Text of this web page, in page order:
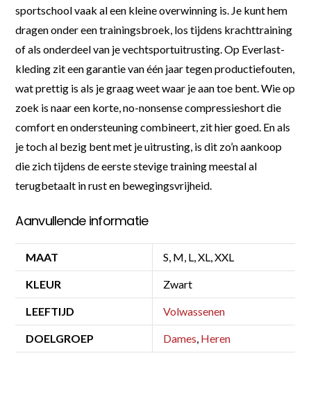
sportschool vaak al een kleine overwinning is. Je kunt hem
dragen onder een trainingsbroek, los tijdens krachttraining
of als onderdeel van je vechtsportuitrusting. Op Everlast-
kleding zit een garantie van één jaar tegen productiefouten,
wat prettig is als je graag weet waar je aan toe bent. Wie op
zoek is naar een korte, no-nonsense compressieshort die
comfort en ondersteuning combineert, zit hier goed. En als
je toch al bezig bent met je uitrusting, is dit zo’n aankoop
die zich tijdens de eerste stevige training meestal al
terugbetaalt in rust en bewegingsvrijheid.
Aanvullende informatie
MAAT S, M, L, XL, XXL
KLEUR Zwart
LEEFTIJD Volwassenen
DOELGROEP Dames, Heren